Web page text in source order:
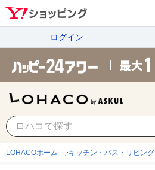
ログイン
LOHACOホーム キッチン・バス・リビング